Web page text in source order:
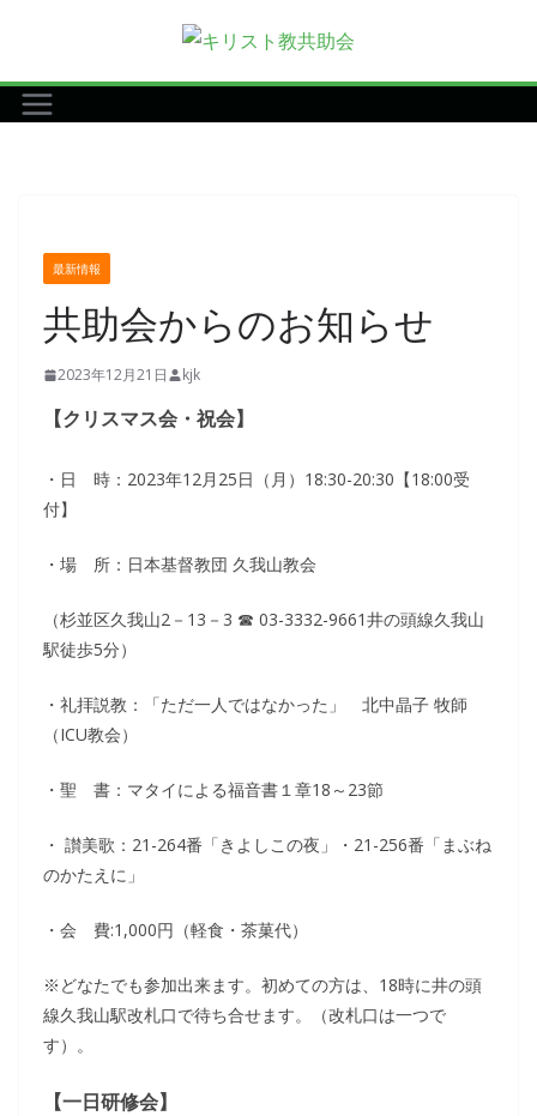
テ
ン
最新情報
共助会からのお知らせ
2023年12月21日 kjk
【クリスマス会・祝会】
・日 時：2023年12月25日（月）18:30-20:30【18:00受
付】
・場 所：日本基督教団 久我山教会
（杉並区久我山2－13－3 ☎ 03-3332-9661井の頭線久我山
駅徒歩5分）
・礼拝説教：「ただ一人ではなかった」 北中晶子 牧師
（ICU教会）
・聖 書：マタイによる福音書１章18～23節
・ 讃美歌：21-264番「きよしこの夜」・21-256番「まぶね
のかたえに」
・会 費:1,000円（軽食・茶菓代）
※どなたでも参加出来ます。初めての方は、18時に井の頭
線久我山駅改札口で待ち合せます。（改札口は一つで
す）。
【一日研修会】